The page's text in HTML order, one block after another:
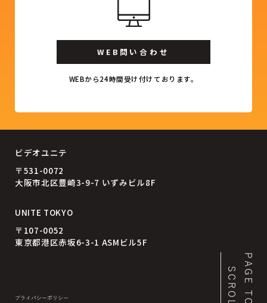
WEB問い合わせ
WEBから24時間受け付けております。
ビデオユニテ
〒531-0072
大阪市北区豊崎3-9-7 いずみビル8F
UNITE TOKYO
〒107-0052
東京都港区赤坂6-3-1 ASMビル5F
プライバシーポリシー SCROLLPAGE TOP